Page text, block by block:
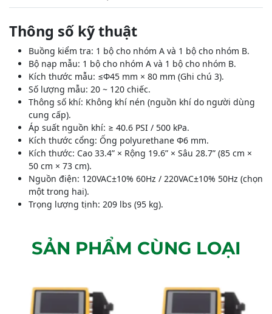
Thông số kỹ thuật
Buồng kiểm tra: 1 bộ cho nhóm A và 1 bộ cho nhóm B.
Bộ nạp mẫu: 1 bộ cho nhóm A và 1 bộ cho nhóm B.
Kích thước mẫu: ≤Φ45 mm × 80 mm (Ghi chú 3).
Số lượng mẫu: 20 ~ 120 chiếc.
Thông số khí: Không khí nén (nguồn khí do người dùng
cung cấp).
Áp suất nguồn khí: ≥ 40.6 PSI / 500 kPa.
Kích thước cổng: Ống polyurethane Φ6 mm.
Kích thước: Cao 33.4” × Rộng 19.6” × Sâu 28.7” (85 cm ×
50 cm × 73 cm).
Nguồn điện: 120VAC±10% 60Hz / 220VAC±10% 50Hz (chọn
một trong hai).
Trọng lượng tịnh: 209 lbs (95 kg).
SẢN PHẨM CÙNG LOẠI